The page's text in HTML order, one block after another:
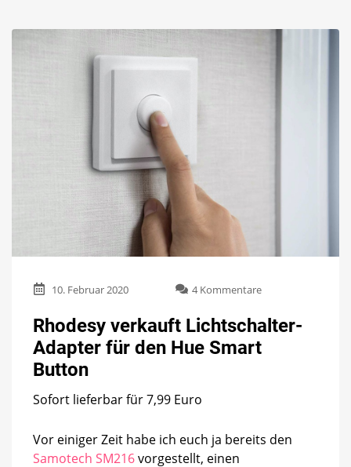
10. Februar 2020 4 Kommentarezu
verkauft
Lichtschalter-
Adapter
Rhodesy verkauft Lichtschalter-
Adapter für den Hue Smart
Button
Sofort lieferbar für 7,99 Euro
Vor einiger Zeit habe ich euch ja bereits den
Samotech SM216vorgestellt, einen